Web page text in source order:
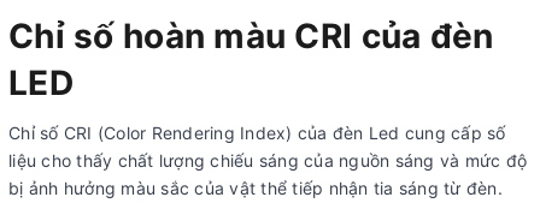
Chỉ số hoàn màu CRI của đèn
LED
Chỉ số CRI (Color Rendering Index) của đèn Led cung cấp số
liệu cho thấy chất lượng chiếu sáng của nguồn sáng và mức độ
bị ảnh hưởng màu sắc của vật thể tiếp nhận tia sáng từ đèn.